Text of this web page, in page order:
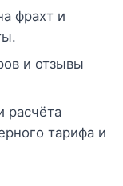
фрахт и
и отзывы
расчёта
тарифа и